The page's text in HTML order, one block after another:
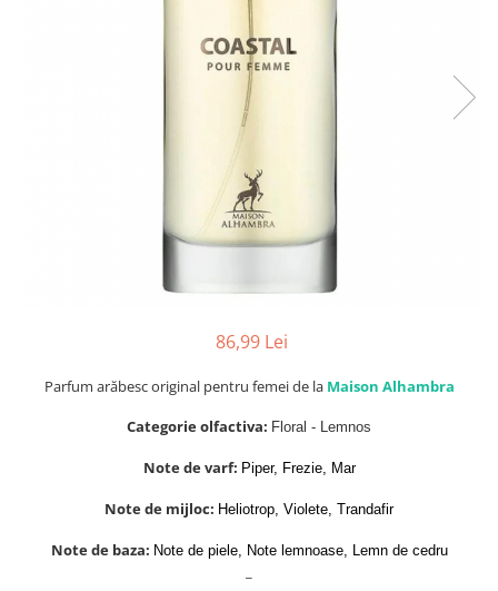
Zirconia
86,99 Lei
Parfum arăbesc original pentru femei de la Maison Alhambra
Categorie olfactiva: Floral - Lemnos
Note de varf: Piper, Frezie, Mar
Note de mijloc: Heliotrop, Violete, Trandafir
Note de baza: Note de piele, Note lemnoase, Lemn de cedru